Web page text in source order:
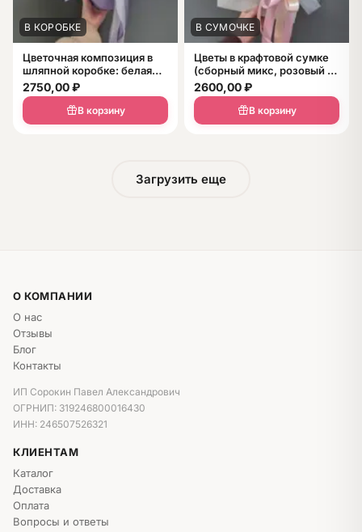
В КОРОБКЕ
Цветочная композиция в
шляпной коробке: белая
хризантема, фиолетовые
диантусы и зелень
2750,00₽
В корзину
В СУМОЧКЕ
Цветы в крафтовой сумке
(сборный микс, розовый +
белый)
2600,00₽
В корзину
Загрузить еще
О КОМПАНИИ
О нас
Отзывы
Блог
Контакты
ИП Сорокин Павел Александрович
ОГРНИП: 319246800016430
ИНН: 246507526321
КЛИЕНТАМ
Каталог
Доставка
Оплата
Вопросы и ответы